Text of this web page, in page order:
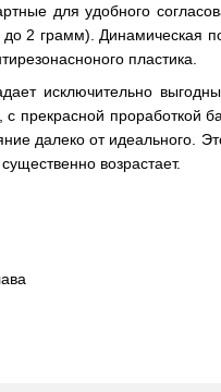
для удобного
2 грамм). Динамическая
пластика.
исключительно
прекрасной
далеко от идеального.
возрастает.